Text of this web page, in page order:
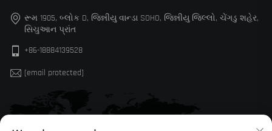
રૂમ 1905, બ્લોક D, જિન્નીયુ વાન્ડા SOHO, જિન્નીયુ જિલ્લો, ચેંગડુ શહેર,
સિચુઆન પ્રાંત
+86-18884139528
[email protected]